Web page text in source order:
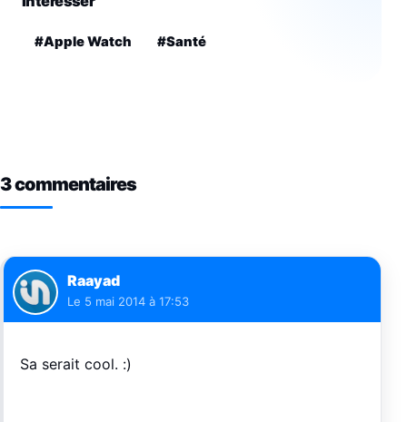
#Apple Watch #Santé
3 commentaires
Raayad
Le 5 mai 2014 à 17:53
Sa serait cool. :)